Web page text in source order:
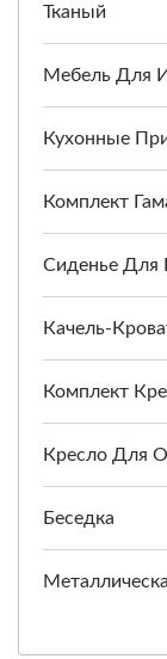
Тканый
Мебель Для
Кухонные
Комплект
Сиденье Для
Качель-
Комплект
Кресло Для
Беседка